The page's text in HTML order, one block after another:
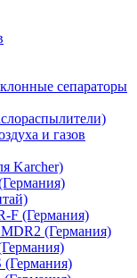
сепараторы
и газов
Karcher)
F (Германия)
(Германия)
(Германия)